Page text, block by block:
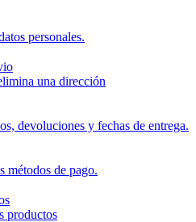
personales.
una dirección
devoluciones y fechas de entrega.
métodos de pago.
productos